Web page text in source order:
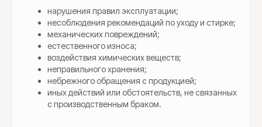
нарушения правил эксплуатации;
несоблюдения рекомендаций по уходу и стирке;
механических повреждений;
естественного износа;
воздействия химических веществ;
неправильного хранения;
небрежного обращения с продукцией;
иных действий или обстоятельств, не связанных
с производственным браком.